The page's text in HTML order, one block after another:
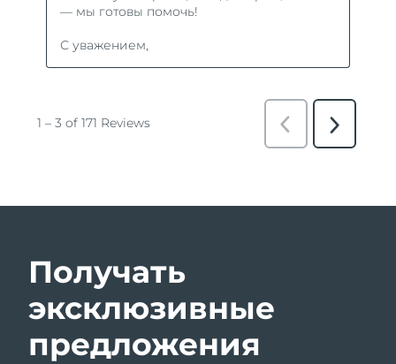
Получать
эксклюзивные
предложения